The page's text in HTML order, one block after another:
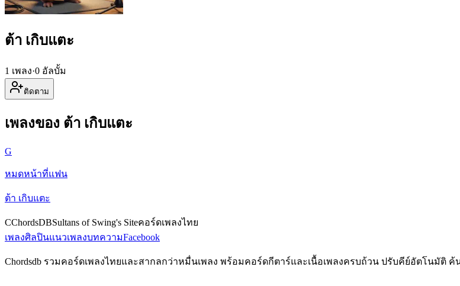
ต้า เกิบแตะ
1 เพลง·0 อัลบั้ม
ติดตาม
เพลงของ ต้า เกิบแตะ
G
หมดหน้าที่แฟน
ต้า เกิบแตะ
CChordsDBSultans of Swing's Siteคอร์ดเพลงไทย
เพลงศิลปินแนวเพลงบทความFacebook
Chordsdb รวมคอร์ดเพลงไทยและสากลกว่าหมื่นเพลง พร้อมคอร์ดกีตาร์และเนื้อเพลงครบถ้วน ปรับคีย์อัตโนมัติ ค้